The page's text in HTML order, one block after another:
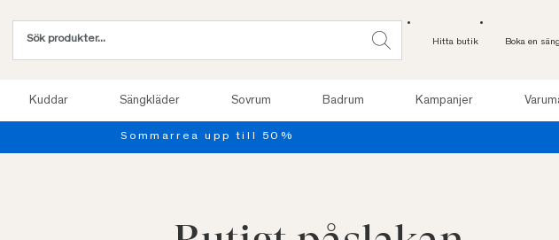
Hitta butik Boka en
Kuddar Sängkläder Sovrum Badrum Kampanjer
Provsov upp till 100 nätter. Läs mer